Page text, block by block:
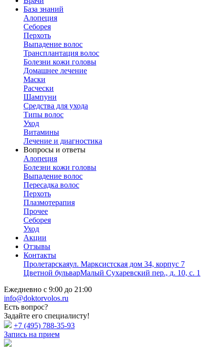
База знаний
Алопеция
Себорея
Перхоть
Выпадение волос
Трансплантация волос
Болезни кожи головы
Домашнее лечение
Маски
Расчески
Шампуни
Средства для ухода
Типы волос
Уход
Витамины
Лечение и диагностика
Вопросы и ответы
Алопеция
Болезни кожи головы
Выпадение волос
Пересадка волос
Перхоть
Плазмотерапия
Прочее
Себорея
Уход
Акции
Отзывы
Контакты
Пролетарскаяул. Марксистская дом 34, корпус 7
Цветной бульварМалый Сухаревский пер., д. 10, с. 1
Ежедневно с 9:00 до 21:00
info@doktorvolos.ru
Есть вопрос?
Задайте его специалисту!
+7 (495) 788-35-93
Запись на прием